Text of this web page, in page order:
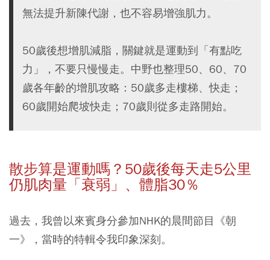
無法提升新陳代謝，也不容易增強肌力。
50歲後想增肌減脂，關鍵就是運動到「有點吃
力」，不要只慢慢走。中野也整理50、60、70
歲各年齡的增肌攻略：50歲多走樓梯、快走；
60歲開始爬坡快走；70歲則從多走路開始。
散步算是運動嗎？50歲後每天走5公里
仍肌肉量「衰弱」、體脂30％
過去，我曾以來賓身分參加NHK的晨間節目《朝
一》，當時的特輯令我印象深刻。